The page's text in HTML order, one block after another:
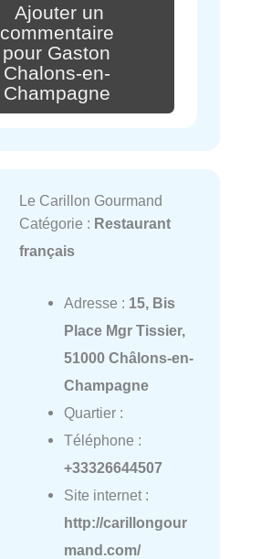
Ajouter un
commentaire
pour Gaston
Chalons-en-
Champagne
Le Carillon Gourmand
Catégorie : Restaurant
français
Adresse : 15, Bis
Place Mgr Tissier,
51000 Châlons-en-
Champagne
Quartier :
Téléphone :
+33326644507
Site internet :
http://carillongour
mand.com/